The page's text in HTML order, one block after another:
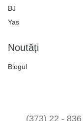
BJ
Yas
Noutăți
Blogul
(373) 22 -